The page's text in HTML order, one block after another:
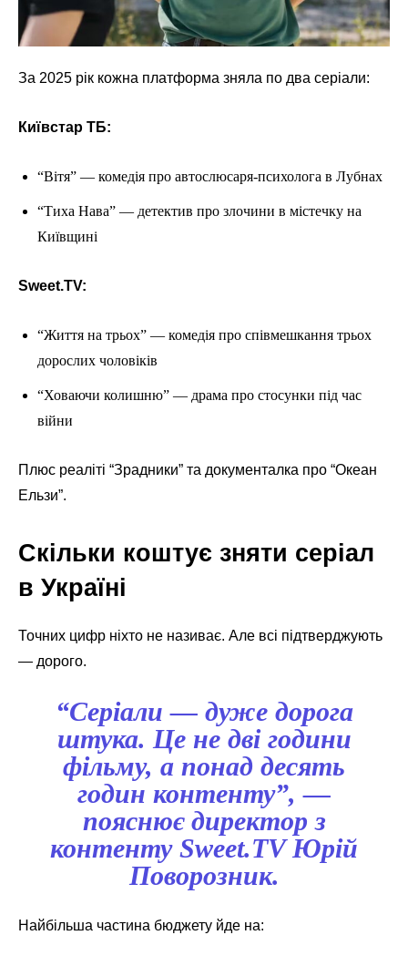
За 2025 рік кожна платформа зняла по два серіали:
Київстар ТБ:
“Вітя” — комедія про автослюсаря-психолога в Лубнах
“Тиха Нава” — детектив про злочини в містечку на
Київщині
Sweet.TV:
“Життя на трьох” — комедія про співмешкання трьох
дорослих чоловіків
“Ховаючи колишню” — драма про стосунки під час
війни
Плюс реаліті “Зрадники” та документалка про “Океан
Ельзи”.
Скільки коштує зняти серіал
в Україні
Точних цифр ніхто не називає. Але всі підтверджують
— дорого.
“Серіали — дуже дорога
штука. Це не дві години
фільму, а понад десять
годин контенту”, —
пояснює директор з
контенту Sweet.TV Юрій
Поворозник.
Найбільша частина бюджету йде на: